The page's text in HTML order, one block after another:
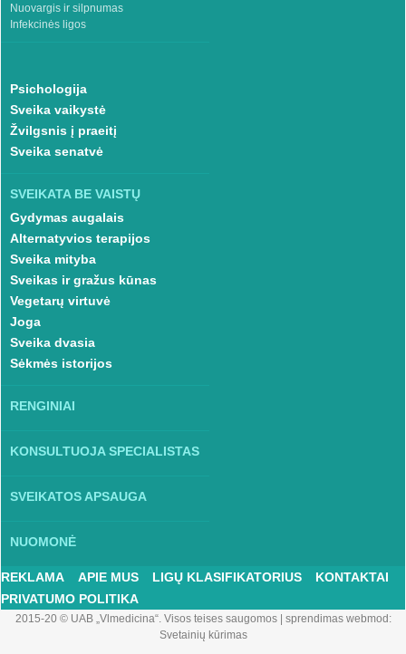
Nuovargis ir silpnumas
Infekcinės ligos
Psichologija
Sveika vaikystė
Žvilgsnis į praeitį
Sveika senatvė
SVEIKATA BE VAISTŲ
Gydymas augalais
Alternatyvios terapijos
Sveika mityba
Sveikas ir gražus kūnas
Vegetarų virtuvė
Joga
Sveika dvasia
Sėkmės istorijos
RENGINIAI
KONSULTUOJA SPECIALISTAS
SVEIKATOS APSAUGA
NUOMONĖ
REKLAMA APIE MUS LIGŲ KLASIFIKATORIUS
KONTAKTAI
PRIVATUMO POLITIKA
2015-20 © UAB „Vlmedicina“. Visos teises saugomos| sprendimas webmod:
Svetainių kūrimas